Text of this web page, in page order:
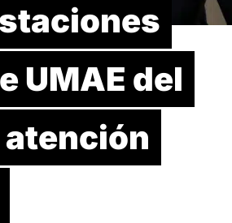
UMAE del
atención